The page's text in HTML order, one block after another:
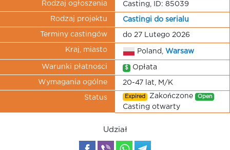
Rodzaj ogłoszenia Casting, ID: 85039
Rodzaj projektu Castingi do serialu
Terminy castingów do 27 Lutego 2026
Kraj, miasto Poland, Warsaw
Warunki płatności $ Opłata
Wymagania ogólne 20-47 lat, M/K
Status Expired Zakończone Open
Casting otwarty
Udział